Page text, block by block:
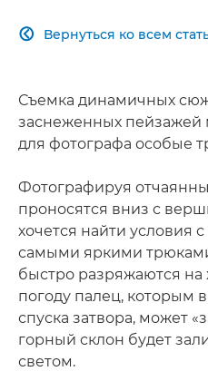
Вернуться ко всем

Съемка динамичных
заснеженных пейзажей
для фотографа особые
Фотографируя
проносятся вниз с
хочется найти условия
самыми яркими
быстро разряжаются на
погоду палец, которым
спуска затвора, может
горный склон будет
светом.